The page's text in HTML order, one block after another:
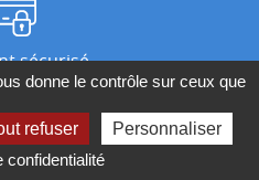
sécurisé
donne le contrôle sur ceux que
refuser
Personnaliser
confidentialité